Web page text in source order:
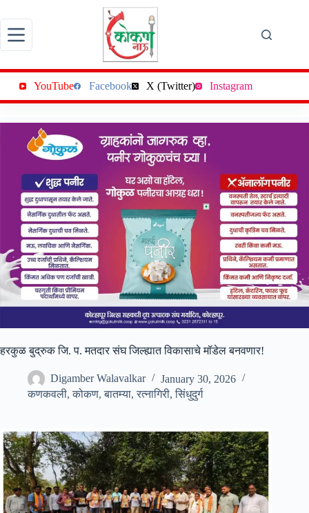
to
content
YouTube Facebook X (Twitter) Instagram
हरकुळ बुद्रुक जि. प. मतदार संघ जिल्ह्यात विकासाचे मॉडेल बनवणार!
Digamber Walavalkar
January 30, 2026
कणकवली,कोकण,बातम्या,रत्नागिरी,सिंधुदुर्ग